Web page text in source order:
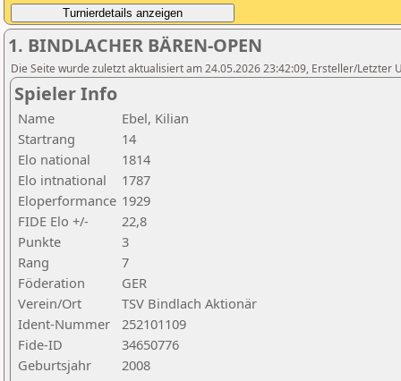
1. BINDLACHER BÄREN-OPEN
Die Seite wurde zuletzt aktualisiert am 24.05.2026 23:42:09, Ersteller/Letzter
Spieler Info
Name
Ebel, Kilian
Startrang
14
Elo national
1814
Elo intnational
1787
Eloperformance 1929
FIDE Elo +/-
22,8
Punkte
3
Rang
7
Föderation
GER
Verein/Ort
TSV Bindlach Aktionär
Ident-Nummer
252101109
Fide-ID
34650776
Geburtsjahr
2008